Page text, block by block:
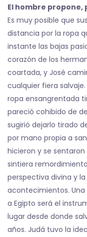
El hombre propone,
Es muy posible que
distancia por la ropa
instante las bajas
corazón de los
coartada, y José
cualquier fiera
ropa ensangrentada
pareció cohibido de
sugirió dejarlo tirado
por mano propia a
hicieron y se
sintiera
perspectiva divina y
acontecimientos.
a Egipto será el
lugar desde donde
años. Judá tuvo la